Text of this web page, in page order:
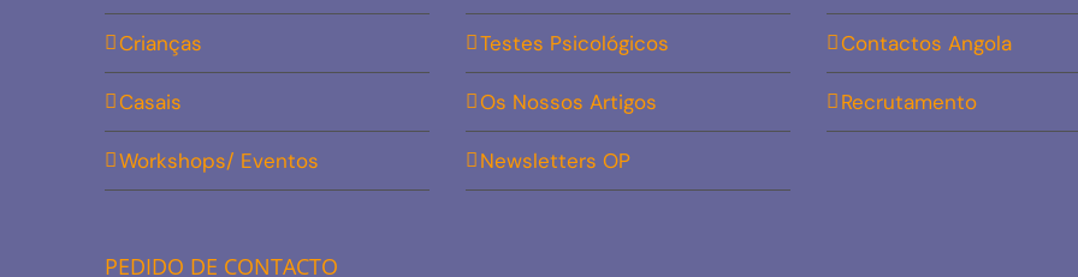
Crianças
Casais
Workshops/ Eventos
PEDIDO DE CONTACTO
Testes Psicológicos
Os Nossos Artigos
Newsletters OP
Contactos Angola
Recrutamento